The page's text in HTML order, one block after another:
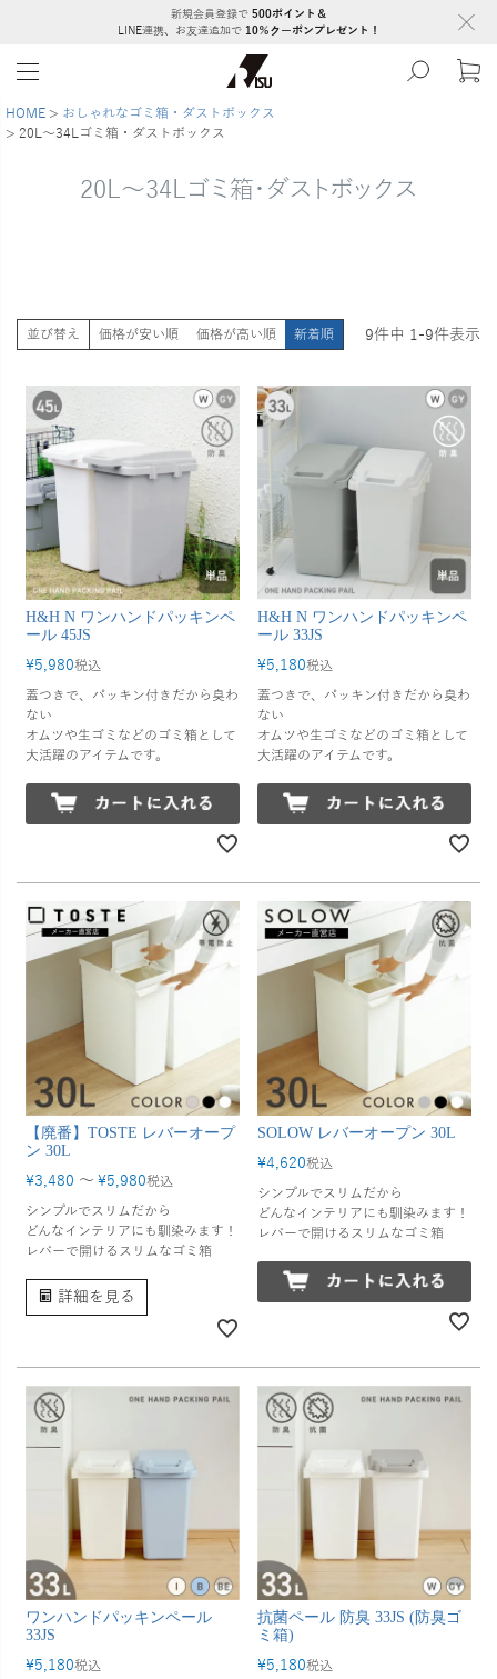
新規会員登録で 500ポイント＆
LINE連携、お友達追加で 10％クーポンプレゼント！
HOME
おしゃれなゴミ箱・ダストボックス
20L～34Lゴミ箱・ダストボックス
20L～34Lゴミ箱・ダストボックス
並び替え 価格が安い順 価格が高い順 新着順 9件中 1 -9件表示
H&H N ワンハンドパッキンペ
ール 45JS
¥5,980税込
蓋つきで、パッキン付きだから臭わ
ない
オムツや生ゴミなどのゴミ箱として
大活躍のアイテムです。
H&H N ワンハンドパッキンペ
ール 33JS
¥5,180税込
蓋つきで、パッキン付きだから臭わ
ない
オムツや生ゴミなどのゴミ箱として
大活躍のアイテムです。
【廃番】TOSTE レバーオープ
ン 30L
¥3,480 〜 ¥5,980税込
シンプルでスリムだから
どんなインテリアにも馴染みます！
レバーで開けるスリムなゴミ箱
詳細を見る
SOLOW レバーオープン 30L
¥4,620税込
シンプルでスリムだから
どんなインテリアにも馴染みます！
レバーで開けるスリムなゴミ箱
ワンハンドパッキンペール
33JS
¥5,180税込
抗菌ペール 防臭 33JS (防臭ゴ
ミ箱)
¥5,180税込